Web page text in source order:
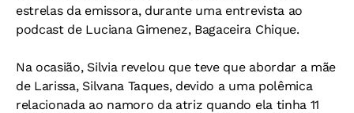
estrelas da emissora, durante uma entrevista ao
podcast de Luciana Gimenez, Bagaceira Chique.
Na ocasião, Silvia revelou que teve que abordar a mãe
de Larissa, Silvana Taques, devido a uma polêmica
relacionada ao namoro da atriz quando ela tinha 11